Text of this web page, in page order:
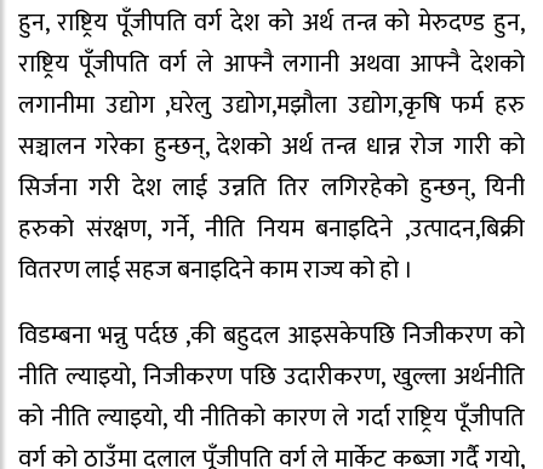
हुन, राष्ट्रिय पूँजीपति वर्ग देश को अर्थ तन्त्र को मेरुदण्ड हुन,
राष्ट्रिय पूँजीपति वर्ग ले आफ्नै लगानी अथवा आफ्नै देशको
लगानीमा उद्योग ,घरेलु उद्योग,मझौला उद्योग,कृषि फर्म हरु
सञ्चालन गरेका हुन्छन्, देशको अर्थ तन्त्र धान्न रोज गारी को
सिर्जना गरी देश लाई उन्नति तिर लगिरहेको हुन्छन्, यिनी
हरुको संरक्षण, गर्ने, नीति नियम बनाइदिने ,उत्पादन,बिक्री
वितरण लाई सहज बनाइदिने काम राज्य को हो ।
विडम्बना भन्नु पर्दछ ,की बहुदल आइसकेपछि निजीकरण को
नीति ल्याइयो, निजीकरण पछि उदारीकरण, खुल्ला अर्थनीति
को नीति ल्याइयो, यी नीतिको कारण ले गर्दा राष्ट्रिय पूँजीपति
वर्ग को ठाउँमा दलाल पूँजीपति वर्ग ले मार्केट कब्जा गर्दै गयो,